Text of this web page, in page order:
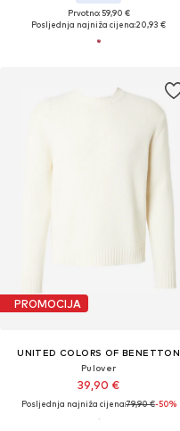
Prvotno: 59,90 €
Posljednja najniža cijena:20,93 €
PROMOCIJA
UNITED COLORS OF BENETTON
Pulover
39,90 €
Posljednja najniža cijena:79,90 €-50%